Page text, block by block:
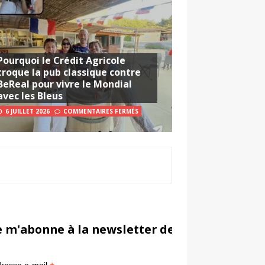
le Crédit Agricole
la pub classique contre
pour vivre le Mondial
les Bleus
6 JUILLET 2026 COMMENTAIRES FERMÉS
m'abonne à la newsletter de